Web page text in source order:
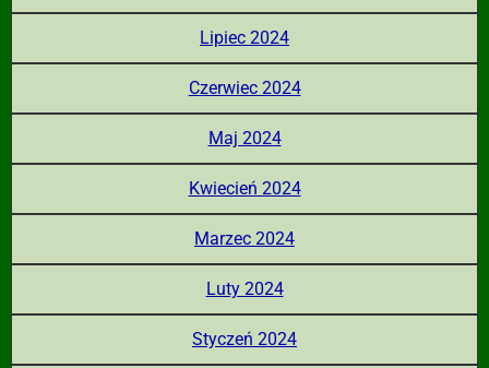
Lipiec 2024
Czerwiec 2024
Maj 2024
Kwiecień 2024
Marzec 2024
Luty 2024
Styczeń 2024